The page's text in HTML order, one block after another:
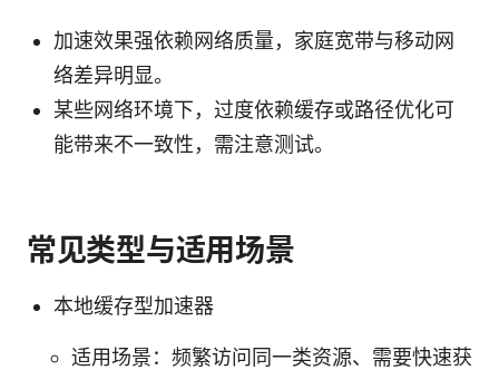
加速效果强依赖网络质量，家庭宽带与移动网
络差异明显。
某些网络环境下，过度依赖缓存或路径优化可
能带来不一致性，需注意测试。
常见类型与适用场景
本地缓存型加速器
适用场景：频繁访问同一类资源、需要快速获